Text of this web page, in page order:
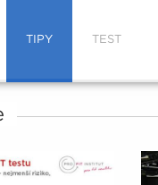
TIPY TEST